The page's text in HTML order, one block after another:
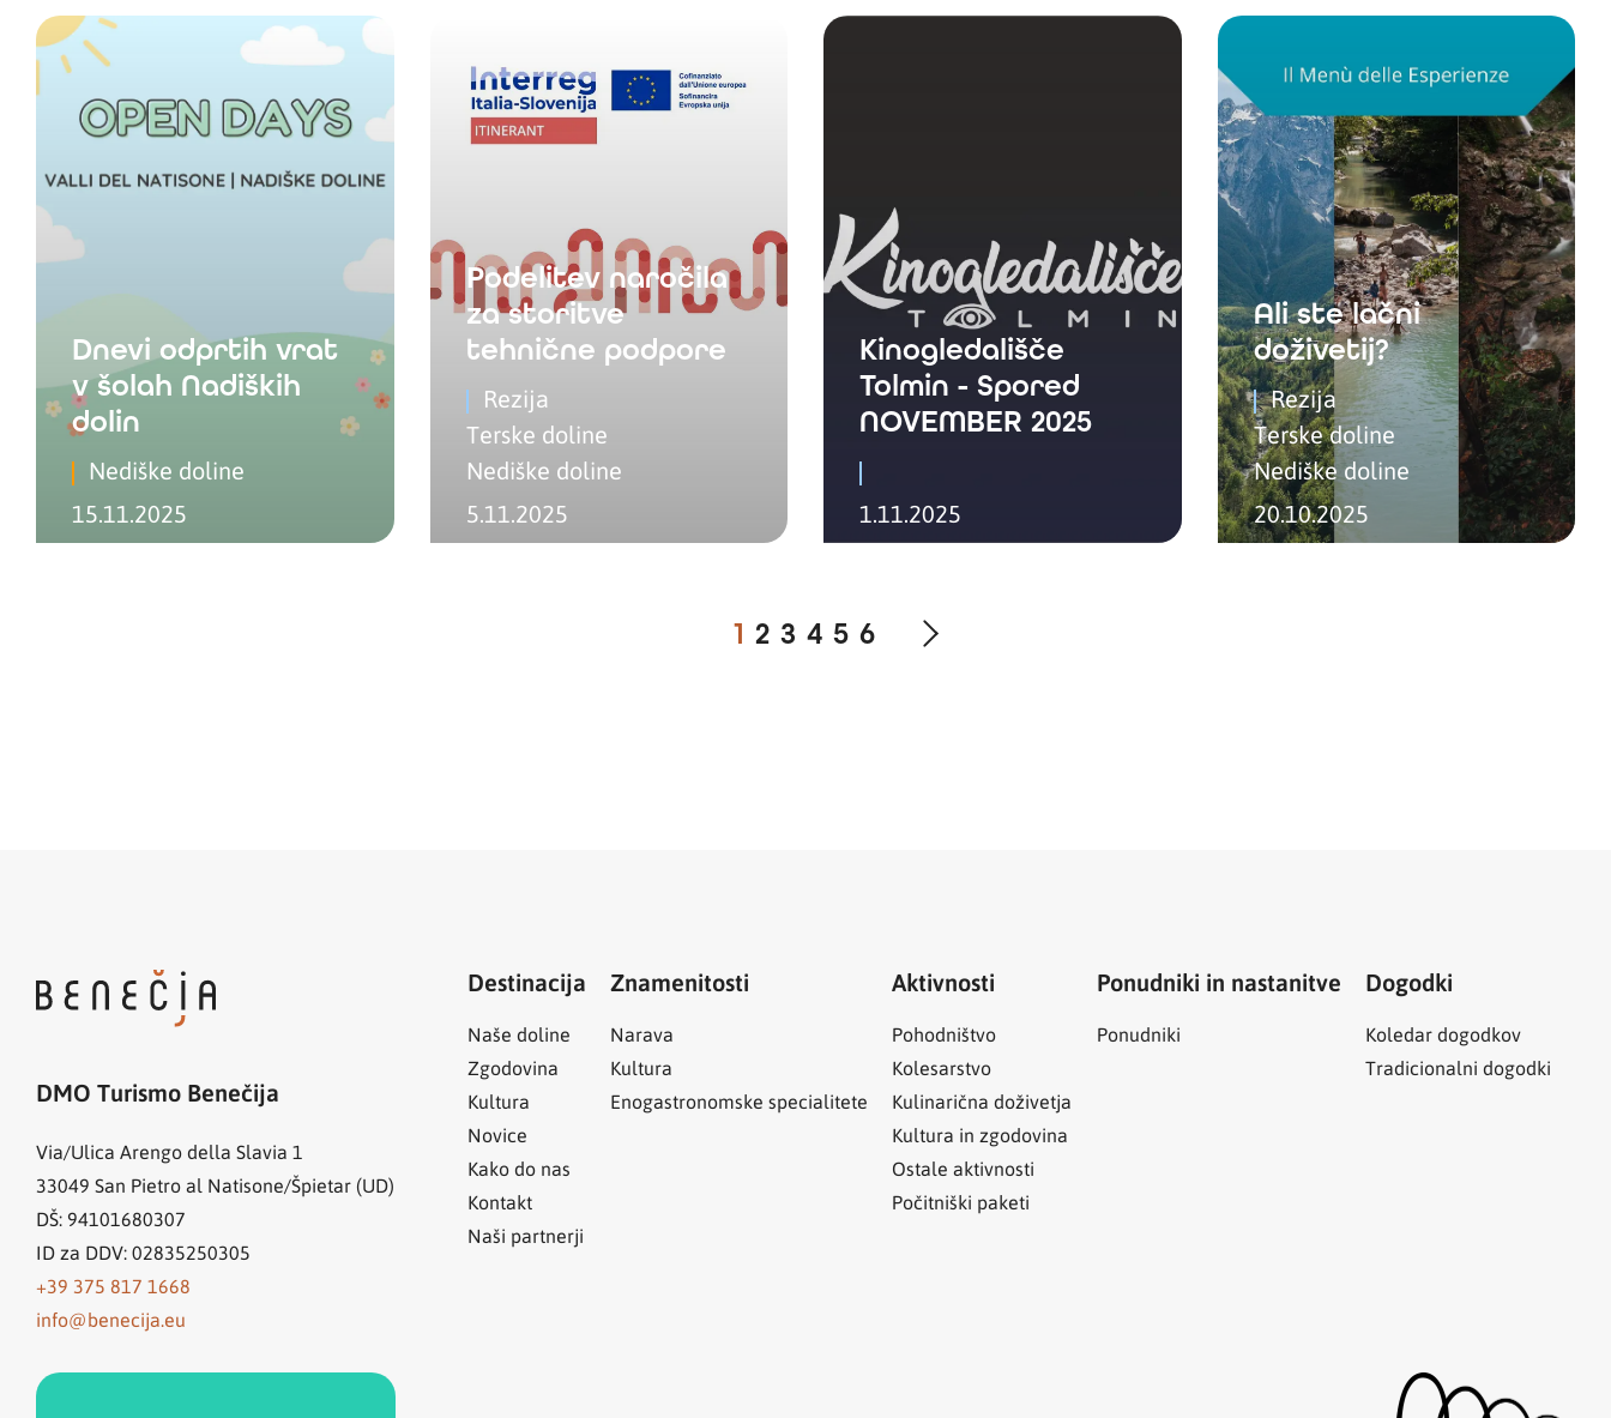
Dnevi odprtih vrat
v šolah Nadiških
dolin
Nediške doline
15.11.2025
Podelitev naročila
za storitve
tehnične podpore
Rezija
Terske doline
Nediške doline
5.11.2025
Kinogledališče
Tolmin - Spored
NOVEMBER 2025
1.11.2025
Ali ste lačni
doživetij?
Rezija
Terske doline
Nediške doline
20.10.2025
1 2 3 4 5 6
DMO Turismo Benečija
Via/Ulica Arengo della Slavia 1
33049 San Pietro al Natisone/Špietar (UD)
DŠ: 94101680307
ID za DDV: 02835250305
+39 375 817 1668
info@benecija.eu
Destinacija
Naše doline
Zgodovina
Kultura
Novice
Kako do nas
Kontakt
Naši partnerji
Znamenitosti
Narava
Kultura
Enogastronomske specialitete
Aktivnosti
Pohodništvo
Kolesarstvo
Kulinarična doživetja
Kultura in zgodovina
Ostale aktivnosti
Počitniški paketi
Ponudniki in nastanitve
Ponudniki
Dogodki
Koledar dogodkov
Tradicionalni dogodki